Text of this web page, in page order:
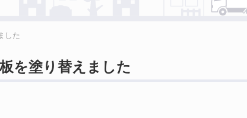
した
を塗り替えました